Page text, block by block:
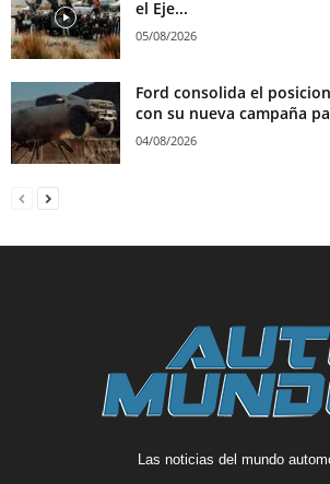
el Eje...
05/08/2026
Ford consolida el
con su nueva campaña
04/08/2026
Las noticias del mundo